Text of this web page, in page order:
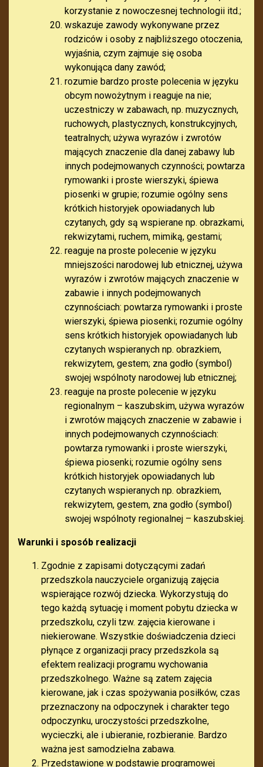
korzystanie z nowoczesnej technologii itd.;
wskazuje zawody wykonywane przez
rodziców i osoby z najbliższego otoczenia,
wyjaśnia, czym zajmuje się osoba
wykonująca dany zawód;
rozumie bardzo proste polecenia w języku
obcym nowożytnym i reaguje na nie;
uczestniczy w zabawach, np. muzycznych,
ruchowych, plastycznych, konstrukcyjnych,
teatralnych; używa wyrazów i zwrotów
mających znaczenie dla danej zabawy lub
innych podejmowanych czynności; powtarza
rymowanki i proste wierszyki, śpiewa
piosenki w grupie; rozumie ogólny sens
krótkich historyjek opowiadanych lub
czytanych, gdy są wspierane np. obrazkami,
rekwizytami, ruchem, mimiką, gestami;
reaguje na proste polecenie w języku
mniejszości narodowej lub etnicznej, używa
wyrazów i zwrotów mających znaczenie w
zabawie i innych podejmowanych
czynnościach: powtarza rymowanki i proste
wierszyki, śpiewa piosenki; rozumie ogólny
sens krótkich historyjek opowiadanych lub
czytanych wspieranych np. obrazkiem,
rekwizytem, gestem; zna godło (symbol)
swojej wspólnoty narodowej lub etnicznej;
reaguje na proste polecenie w języku
regionalnym – kaszubskim, używa wyrazów
i zwrotów mających znaczenie w zabawie i
innych podejmowanych czynnościach:
powtarza rymowanki i proste wierszyki,
śpiewa piosenki; rozumie ogólny sens
krótkich historyjek opowiadanych lub
czytanych wspieranych np. obrazkiem,
rekwizytem, gestem, zna godło (symbol)
swojej wspólnoty regionalnej – kaszubskiej.
Warunki i sposób realizacji
Zgodnie z zapisami dotyczącymi zadań
przedszkola nauczyciele organizują zajęcia
wspierające rozwój dziecka. Wykorzystują do
tego każdą sytuację i moment pobytu dziecka w
przedszkolu, czyli tzw. zajęcia kierowane i
niekierowane. Wszystkie doświadczenia dzieci
płynące z organizacji pracy przedszkola są
efektem realizacji programu wychowania
przedszkolnego. Ważne są zatem zajęcia
kierowane, jak i czas spożywania posiłków, czas
przeznaczony na odpoczynek i charakter tego
odpoczynku, uroczystości przedszkolne,
wycieczki, ale i ubieranie, rozbieranie. Bardzo
ważna jest samodzielna zabawa.
Przedstawione w podstawie programowej